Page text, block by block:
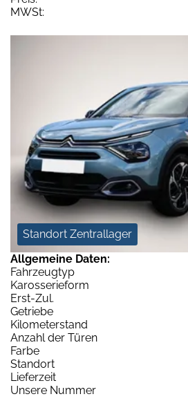
MWSt:
Standort Zentrallager
Allgemeine Daten:
Fahrzeugtyp
Karosserieform
Erst-Zul.
Getriebe
Kilometerstand
Anzahl der Türen
Farbe
Standort
Lieferzeit
Unsere Nummer